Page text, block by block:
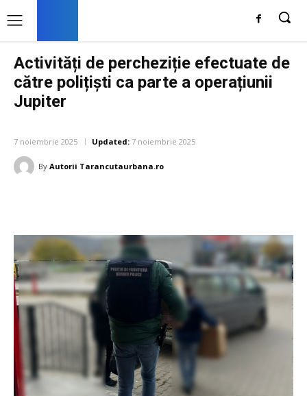
Activități de percheziție efectuate de
către polițiști ca parte a operațiunii
Jupiter
7 noiembrie 2025 Updated: 7 noiembrie 2025
By Autorii Tarancutaurbana.ro